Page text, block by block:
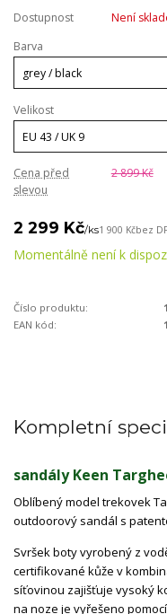
Dostupnost
Není
Barva
Velikost
Cena před
slevou
2 899 Kč
2 299 Kč/ks1 900 Kčbez
Momentálně není k
Číslo produktu:
EAN kód:
Kompletní
sandály Keen
Oblíbený model trekovek
outdoorový sandál s
Svršek boty vyrobený z
certifikované kůže v
síťovinou zajišťuje vysoký
na noze je vyřešeno